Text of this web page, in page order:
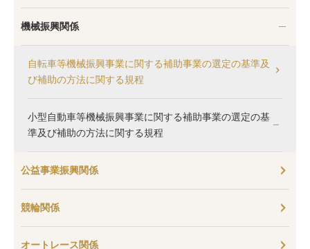
機械振興関係
自転車等機械振興事業に関する補助事業の選定の基準及
び補助の方法に関する規程
小型自動車等機械振興事業に関する補助事業の選定の基
準及び補助の方法に関する規程
公益事業振興関係
競輪関係
オートレース関係